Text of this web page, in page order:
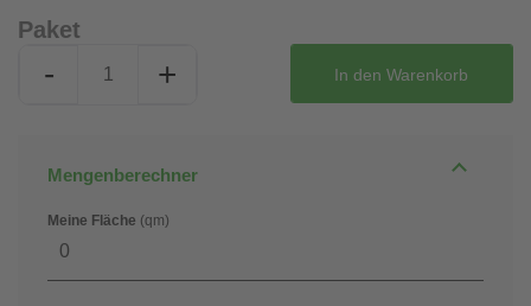
Paket
- + In den Warenkorb
Mengenberechner
Meine Fläche (qm)